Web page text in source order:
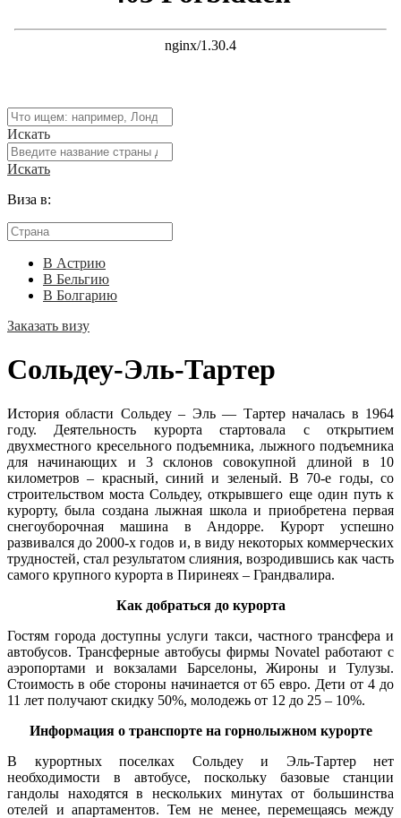
Искать
Искать
Виза в:
В Астрию
В Бельгию
В Болгарию
Заказать визу
Сольдеу-Эль-Тартер
История области Сольдеу – Эль — Тартер началась в 1964
году. Деятельность курорта стартовала с открытием
двухместного кресельного подъемника, лыжного подъемника
для начинающих и 3 склонов совокупной длиной в 10
километров – красный, синий и зеленый. В 70-е годы, со
строительством моста Сольдеу, открывшего еще один путь к
курорту, была создана лыжная школа и приобретена первая
снегоуборочная машина в Андорре. Курорт успешно
развивался до 2000-х годов и, в виду некоторых коммерческих
трудностей, стал результатом слияния, возродившись как часть
самого крупного курорта в Пиринеях – Грандвалира.
Как добраться до курорта
Гостям города доступны услуги такси, частного трансфера и
автобусов. Трансферные автобусы фирмы Novatel работают с
аэропортами и вокзалами Барселоны, Жироны и Тулузы.
Стоимость в обе стороны начинается от 65 евро. Дети от 4 до
11 лет получают скидку 50%, молодежь от 12 до 25 – 10%.
Информация о транспорте на горнолыжном курорте
В курортных поселках Сольдеу и Эль-Тартер нет
необходимости в автобусе, поскольку базовые станции
гандолы находятся в нескольких минутах от большинства
отелей и апартаментов. Тем не менее, перемещаясь между